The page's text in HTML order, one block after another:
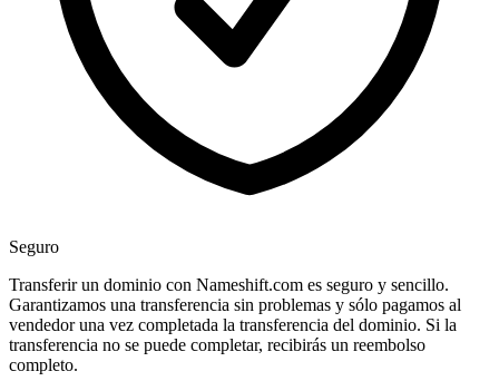
Seguro
Transferir un dominio con Nameshift.com es seguro y sencillo.
Garantizamos una transferencia sin problemas y sólo pagamos al
vendedor una vez completada la transferencia del dominio. Si la
transferencia no se puede completar, recibirás un reembolso
completo.